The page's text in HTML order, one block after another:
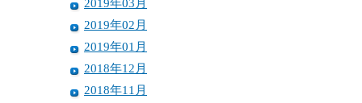
2019年03月
2019年02月
2019年01月
2018年12月
2018年11月